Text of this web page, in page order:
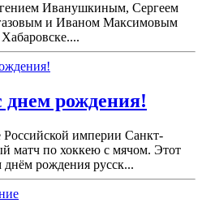
Иванушкиным, Сергеем
и Иваном Максимовым
днем рождения!
Российской империи Санкт-
матч по хоккею с мячом. Этот
рождения русск...